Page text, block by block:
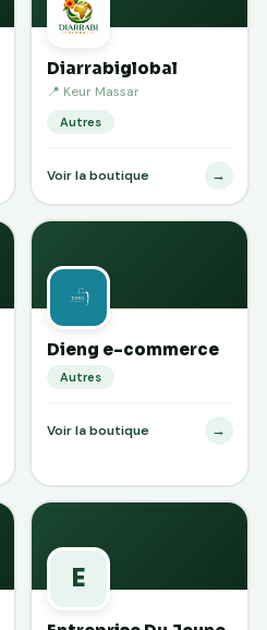
Diarrabiglobal
📍 Keur Massar
Autres
Voir la boutique →
Dieng e-commerce
Autres
Voir la boutique →
E